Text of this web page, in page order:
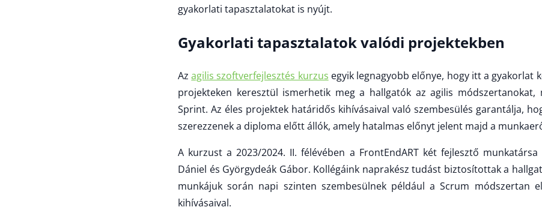
gyakorlati tapasztalatokat is nyújt.
Gyakorlati tapasztalatok valódi projektekben
Azagilis szoftverfejlesztés kurzus egyik legnagyobb előnye, hogy itt a gyakorlat
projekteken keresztül ismerhetik meg a hallgatók az agilis
Sprint. Az éles projektek határidős kihívásaival való szembesülés garantálja,
szerezzenek a diploma előtt állók, amely hatalmas előnyt jelent majd a
A kurzust a 2023/2024. II. félévében a FrontEndART két fejlesztő
Dániel és Györgydeák Gábor. Kollégáink naprakész tudást biztosítottak a
munkájuk során napi szinten szembesülnek például a Scrum módszertan
kihívásaival.